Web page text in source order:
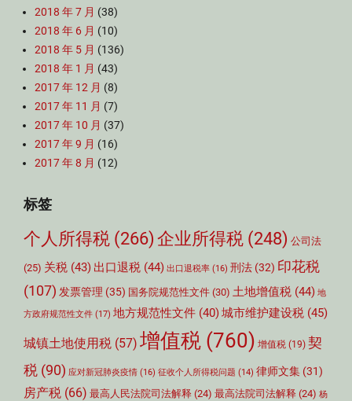
2018 年 7 月 (38)
2018 年 6 月 (10)
2018 年 5 月 (136)
2018 年 1 月 (43)
2017 年 12 月 (8)
2017 年 11 月 (7)
2017 年 10 月 (37)
2017 年 9 月 (16)
2017 年 8 月 (12)
标签
个人所得税 (266) 企业所得税 (248) 公司法
(25) 关税 (43) 出口退税 (44) 出口退税率 (16) 刑法 (32) 印花税
(107) 发票管理 (35) 国务院规范性文件 (30) 土地增值税 (44) 地
方政府规范性文件 (17) 地方规范性文件 (40)城市维护建设税 (45)
城镇土地使用税 (57) 增值税 (760) 增值税 (19) 契
税 (90) 应对新冠肺炎疫情 (16) 征收个人所得税问题 (14) 律师文集 (31)
房产税 (66) 最高人民法院司法解释 (24) 最高法院司法解释 (24) 杨